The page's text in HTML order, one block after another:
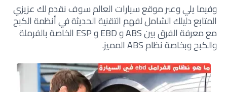
وفيما يلي وعبر موقع سيارات العالم سوف نقدم لك عزيزي
المتابع دليلك الشامل لفهم التقنية الحديثة في أنظمة الكبح
مع معرفة الفرق بين ABS و EBD و ESP الخاصة بالفرملة
والكبح وبخاصة نظام ABS المميز.